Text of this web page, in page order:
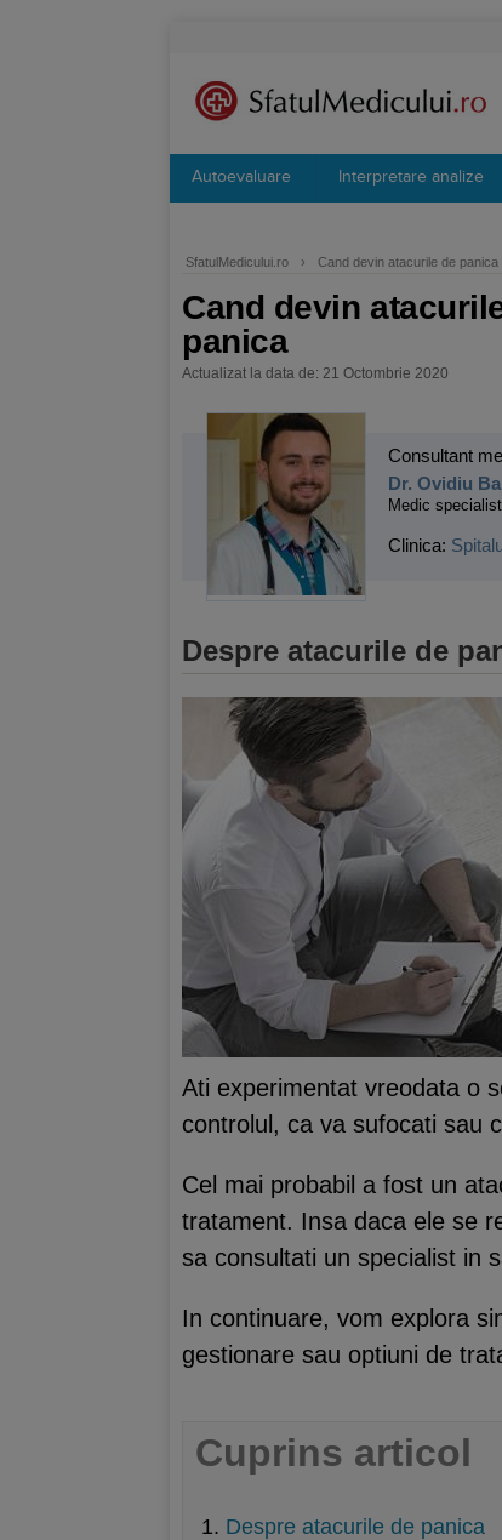
Autoevaluare Interpretare analize
SfatulMedicului.ro › Cand devin atacurile de
Cand devin
panica
Actualizat la data de: 21 Octombrie 2020
Consultant
Dr. Ovidiu
Medic
Clinica:
Despre atacurile de
Ati experimentat vreodata o
controlul, ca va sufocati sau
Cel mai probabil a fost un
tratament. Insa daca ele se
sa consultati un specialist in
In continuare, vom explora
gestionare sau optiuni de
Cuprins articol
Despre atacurile de panica